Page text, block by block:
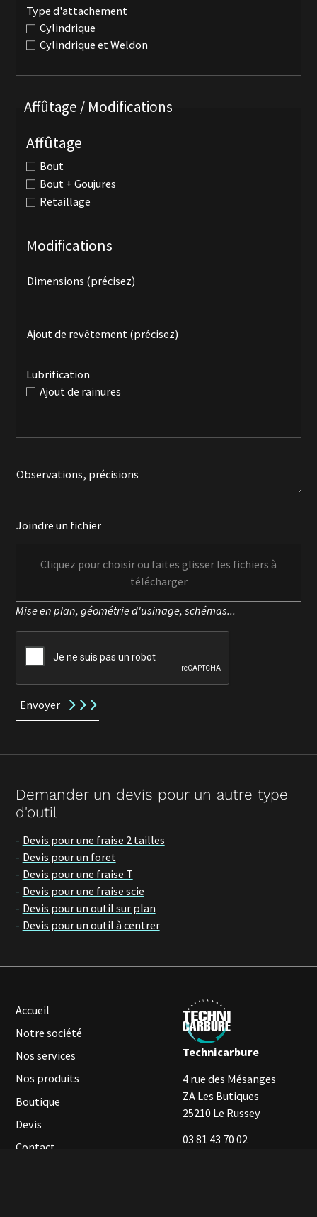
Type d'attachement
Cylindrique
Cylindrique et Weldon
Affûtage / Modifications
Affûtage
Bout
Bout + Goujures
Retaillage
Modifications
Dimensions (précisez)
Ajout de revêtement (précisez)
Lubrification
Ajout de rainures
Observations, précisions
Joindre un fichier
Cliquez pour choisir ou faites glisser les fichiers à
télécharger
Mise en plan, géométrie d'usinage, schémas...
Envoyer
Demander un devis pour un autre type
d'outil
Devis pour une fraise 2 tailles
Devis pour un foret
Devis pour une fraise T
Devis pour une fraise scie
Devis pour un outil sur plan
Devis pour un outil à centrer
Accueil
Notre société
Nos services
Nos produits
Boutique
Devis
Contact
Technicarbure
4 rue des Mésanges
ZA Les Butiques
25210 Le Russey
03 81 43 70 02